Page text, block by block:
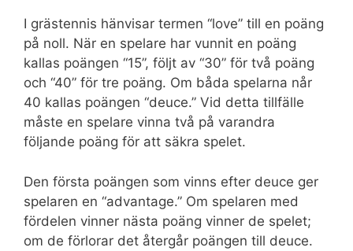
I grästennis hänvisar termen “love” till en poäng
på noll. När en spelare har vunnit en poäng
kallas poängen “15”, följt av “30” för två poäng
och “40” för tre poäng. Om båda spelarna når
40 kallas poängen “deuce.” Vid detta tillfälle
måste en spelare vinna två på varandra
följande poäng för att säkra spelet.
Den första poängen som vinns efter deuce ger
spelaren en “advantage.” Om spelaren med
fördelen vinner nästa poäng vinner de spelet;
om de förlorar det återgår poängen till deuce.